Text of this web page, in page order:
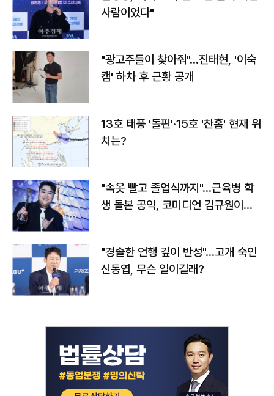
사람이었다"
"광고주들이 찾아줘"…진태현, '이숙
캠' 하차 후 근황 공개
13호 태풍 '돌핀'·15호 '찬홈' 현재 위
치는?
"속옷 빨고 졸업식까지"…근육병 학
생 돌본 공익, 코미디언 김규원이었
"경솔한 언행 깊이 반성"…고개 숙인
신동엽, 무슨 일이길래?